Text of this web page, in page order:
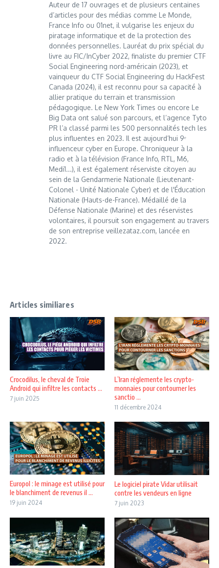
Auteur de 17 ouvrages et de plusieurs centaines
d’articles pour des médias comme Le Monde,
France Info ou 01net, il vulgarise les enjeux du
piratage informatique et de la protection des
données personnelles. Lauréat du prix spécial du
livre au FIC/InCyber 2022, finaliste du premier CTF
Social Engineering nord-américain (2023), et
vainqueur du CTF Social Engineering du HackFest
Canada (2024), il est reconnu pour sa capacité à
allier pratique du terrain et transmission
pédagogique. Le New York Times ou encore Le
Big Data ont salué son parcours, et l’agence Tyto
PR l’a classé parmi les 500 personnalités tech les
plus influentes en 2023. Il est aujourd’hui 9ᵉ
influenceur cyber en Europe. Chroniqueur à la
radio et à la télévision (France Info, RTL, M6,
Medi1...), il est également réserviste citoyen au
sein de la Gendarmerie Nationale (Lieutenant-
Colonel - Unité Nationale Cyber) et de l'Éducation
Nationale (Hauts-de-France). Médaillé de la
Défense Nationale (Marine) et des réservistes
volontaires, il poursuit son engagement au travers
de son entreprise veillezataz.com, lancée en
2022.
Articles similiares
Crocodilus, le cheval de Troie
Android qui infiltre les contacts ...
7 juin 2025
L’Iran réglemente les crypto-
monnaies pour contourner les
sanctio ...
11 décembre 2024
Europol : le minage est utilisé pour
le blanchiment de revenus il ...
19 juin 2024
Le logiciel pirate Vidar utilisait
contre les vendeurs en ligne
7 juin 2023